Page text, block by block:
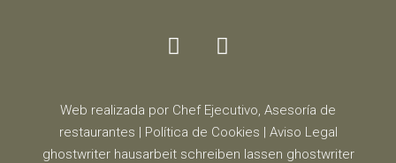
Web realizada por Chef Ejecutivo, Asesoría de
restaurantes | Política de Cookies | Aviso Legal
ghostwriter hausarbeit schreiben lassen ghostwriter